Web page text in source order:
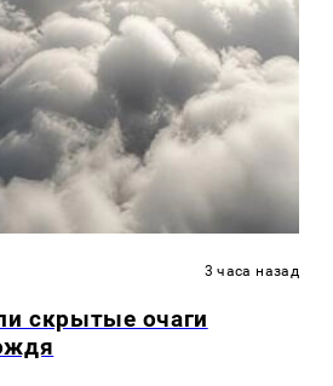
3 часа назад
скрытые очаги